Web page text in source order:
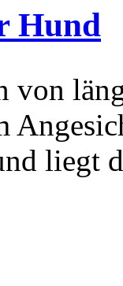
Hund
von
liegt